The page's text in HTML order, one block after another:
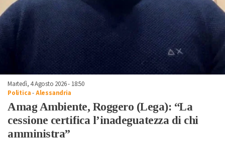
Martedì, 4 Agosto 2026 - 18:50
Politica-Alessandria
Amag Ambiente, Roggero (Lega): “La
cessione certifica l’inadeguatezza di chi
amministra”